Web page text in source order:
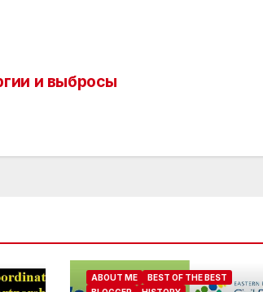
и выбросы
ABOUT ME
BEST OF THE BEST